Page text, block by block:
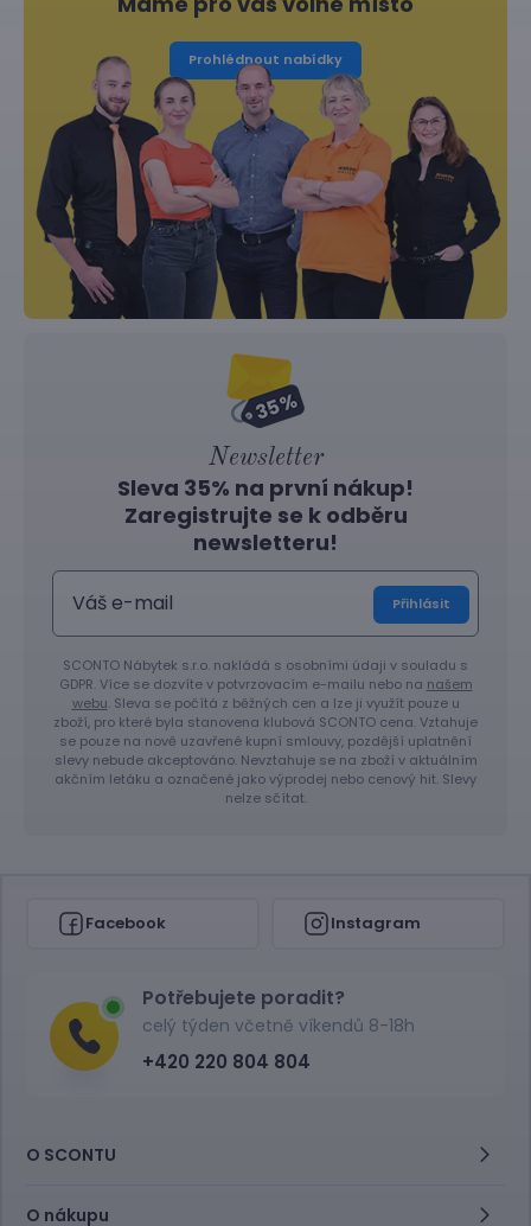
Prohlédnout nabídky
Newsletter
Sleva 35% na první nákup!
Zaregistrujte se k odběru
newsletteru!
Přihlásit
SCONTO Nábytek s.r.o. nakládá s osobními údaji v souladu s
GDPR. Více se dozvíte v potvrzovacím e-mailu nebo na našem
webu. Sleva se počítá z běžných cen a lze ji využít pouze u
zboží, pro které byla stanovena klubová SCONTO cena. Vztahuje
se pouze na nově uzavřené kupní smlouvy, pozdější uplatnění
slevy nebude akceptováno. Nevztahuje se na zboží v aktuálním
akčním letáku a označené jako výprodej nebo cenový hit. Slevy
nelze sčítat.
Facebook Instagram
Potřebujete poradit?
celý týden včetně víkendů 8-18h
+420 220 804 804
O SCONTU
O nákupu